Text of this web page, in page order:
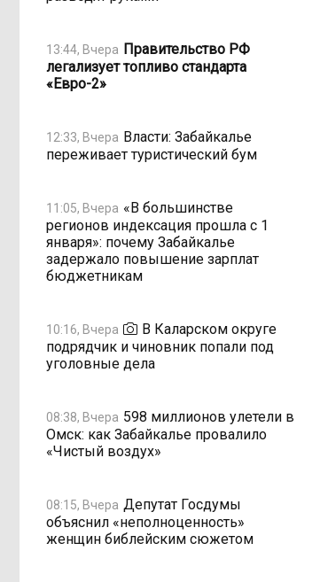
13:44, Вчера Правительство РФ
легализует топливо стандарта
«Евро-2»
12:33, Вчера Власти: Забайкалье
переживает туристический бум
11:05, Вчера «В большинстве
регионов индексация прошла с 1
января»: почему Забайкалье
задержало повышение зарплат
бюджетникам
10:16, Вчера
В Каларском округе
подрядчик и чиновник попали под
уголовные дела
08:38, Вчера 598 миллионов улетели в
Омск: как Забайкалье провалило
«Чистый воздух»
08:15, Вчера Депутат Госдумы
объяснил «неполноценность»
женщин библейским сюжетом